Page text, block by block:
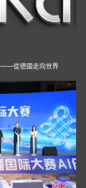
——從德國走向世界